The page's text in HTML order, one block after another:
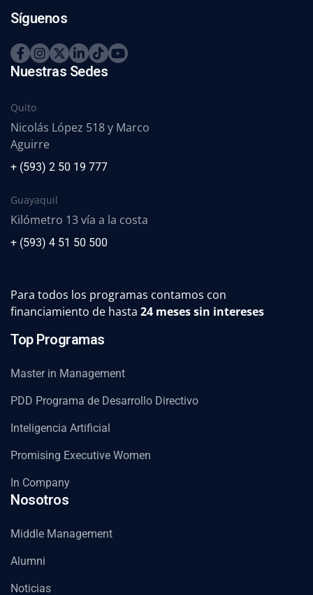
Síguenos
Nuestras Sedes
Quito
Nicolás López 518 y Marco
Aguirre
+ (593) 2 50 19 777
Guayaquil
Kilómetro 13 vía a la costa
+ (593) 4 51 50 500
Para todos los programas contamos con
financiamiento de hasta 24 meses sin intereses
Top Programas
Master in Management
PDD Programa de Desarrollo Directivo
Inteligencia Artificial
Promising Executive Women
In Company
Nosotros
Middle Management
Alumni
Noticias